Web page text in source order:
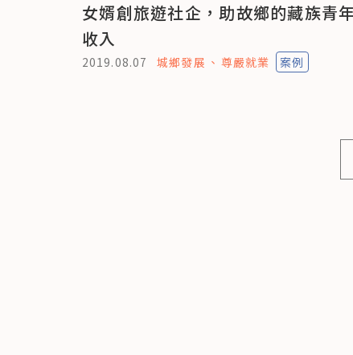
女婿創旅遊社企，助故鄉的藏族青
收入
2019.08.07 城鄉發展 尊嚴就業 案例